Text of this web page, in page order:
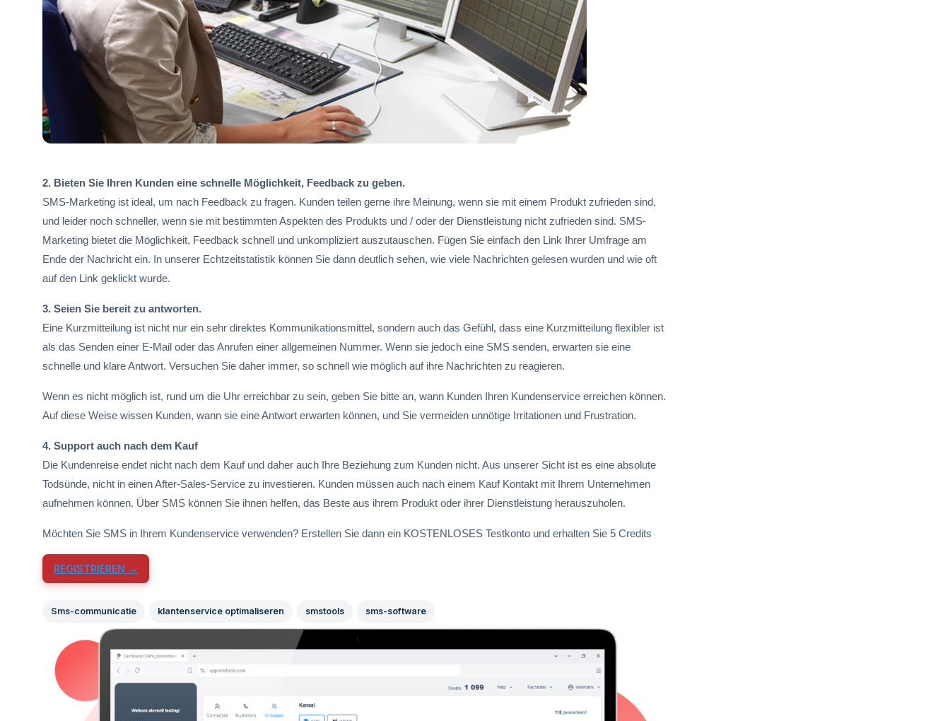
2. Bieten Sie Ihren Kunden eine schnelle Möglichkeit, Feedback zu geben.
SMS-Marketing ist ideal, um nach Feedback zu fragen. Kunden teilen gerne ihre Meinung, wenn sie mit einem Produkt zufrieden sind,
und leider noch schneller, wenn sie mit bestimmten Aspekten des Produkts und / oder der Dienstleistung nicht zufrieden sind. SMS-
Marketing bietet die Möglichkeit, Feedback schnell und unkompliziert auszutauschen. Fügen Sie einfach den Link Ihrer Umfrage am
Ende der Nachricht ein. In unserer Echtzeitstatistik können Sie dann deutlich sehen, wie viele Nachrichten gelesen wurden und wie oft
auf den Link geklickt wurde.
3. Seien Sie bereit zu antworten.
Eine Kurzmitteilung ist nicht nur ein sehr direktes Kommunikationsmittel, sondern auch das Gefühl, dass eine Kurzmitteilung flexibler ist
als das Senden einer E-Mail oder das Anrufen einer allgemeinen Nummer. Wenn sie jedoch eine SMS senden, erwarten sie eine
schnelle und klare Antwort. Versuchen Sie daher immer, so schnell wie möglich auf ihre Nachrichten zu reagieren.
Wenn es nicht möglich ist, rund um die Uhr erreichbar zu sein, geben Sie bitte an, wann Kunden Ihren Kundenservice erreichen können.
Auf diese Weise wissen Kunden, wann sie eine Antwort erwarten können, und Sie vermeiden unnötige Irritationen und Frustration.
4. Support auch nach dem Kauf
Die Kundenreise endet nicht nach dem Kauf und daher auch Ihre Beziehung zum Kunden nicht. Aus unserer Sicht ist es eine absolute
Todsünde, nicht in einen After-Sales-Service zu investieren. Kunden müssen auch nach einem Kauf Kontakt mit Ihrem Unternehmen
aufnehmen können. Über SMS können Sie ihnen helfen, das Beste aus ihrem Produkt oder ihrer Dienstleistung herauszuholen.
Möchten Sie SMS in Ihrem Kundenservice verwenden? Erstellen Sie dann ein KOSTENLOSES Testkonto und erhalten Sie 5 Credits
REGISTRIEREN →
Sms-communicatie klantenservice optimaliseren smstools sms-software